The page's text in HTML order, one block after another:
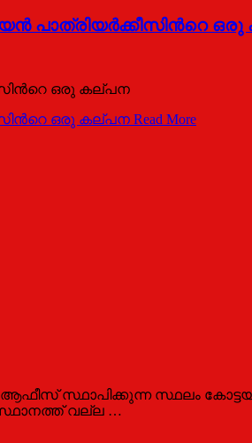
പാത്രിയര്‍ക്കീസിന്‍റെ
ഒരു കല്പന
ഒരു കല്പന Read More
ആഫീസ് സ്ഥാപിക്കുന്ന സ്ഥലം
വല്ല …